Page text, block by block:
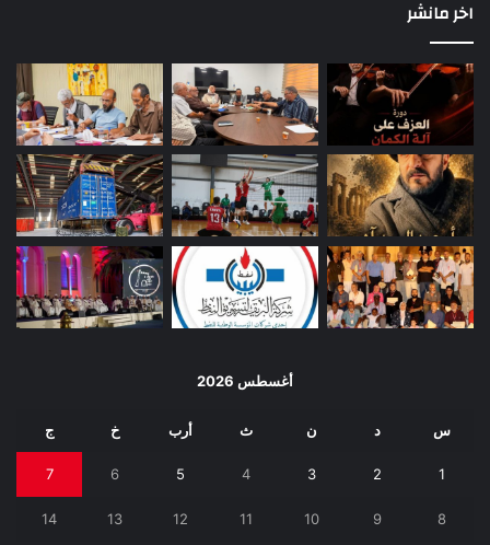
اخر مانشر
أغسطس 2026
س د ن ث أرب خ ج
1
2
3
4
5
6
7
8
9
10
11
12
13
14